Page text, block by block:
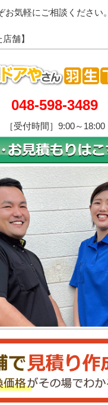
お気軽にご相談ください。
048-598-3489
［受付時間］9:00～18:00